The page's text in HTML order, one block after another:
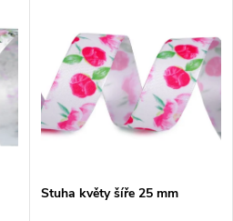
Stuha květy šíře 25 mm